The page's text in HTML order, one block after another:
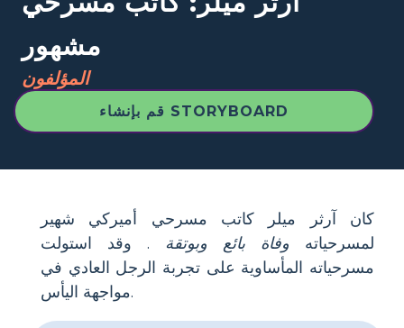
مشهور
المؤلفون
قم بإنشاء STORYBOARD
كان آرثر ميلر كاتب مسرحي أميركي شهير
لمسرحياته وفاة بائع وبوتقة . وقد استولت
مسرحياته المأساوية على تجربة الرجل العادي في
مواجهة اليأس.